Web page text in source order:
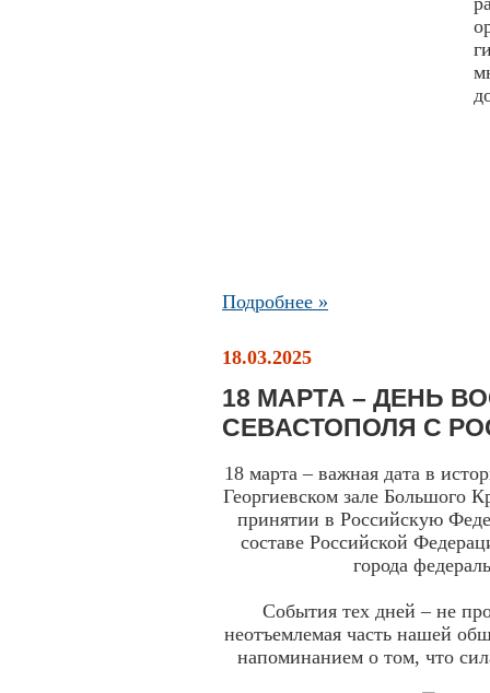
Подробнее »
18.03.2025
18 МАРТА – ДЕНЬ
СЕВАСТОПОЛЯ С
18 марта – важная дата в
Георгиевском зале Большого
принятии в Российскую
составе Российской
города
События тех дней – не
неотъемлемая часть нашей
напоминанием о том, что